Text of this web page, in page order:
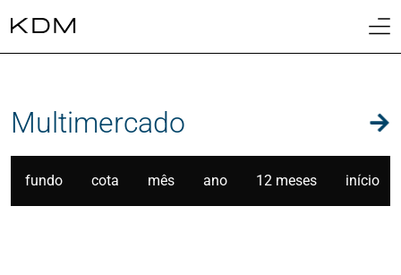
Sobre
03
Cotas
Multimercado
fundo cota mês ano 12 meses início